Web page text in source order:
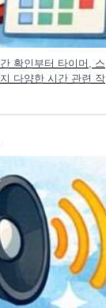
확인부터 타이머, 스
다양한 시간 관련 작